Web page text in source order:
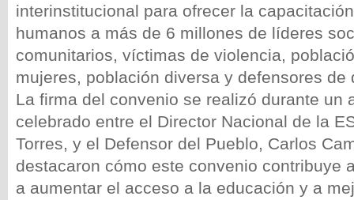
interinstitucional para ofrecer la
humanos a más de 6 millones de líderes
comunitarios, víctimas de violencia,
mujeres, población diversa y defensores de
La firma del convenio se realizó durante un
celebrado entre el Director Nacional de la
Torres, y el Defensor del Pueblo, Carlos
destacaron cómo este convenio contribuye
a aumentar el acceso a la educación y a
wp-